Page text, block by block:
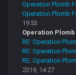
Operation Plomb
Operation Plomb
19:53
Operation Plomb
RE: Operation
RE: Operation
RE: Operation
2019, 14:27